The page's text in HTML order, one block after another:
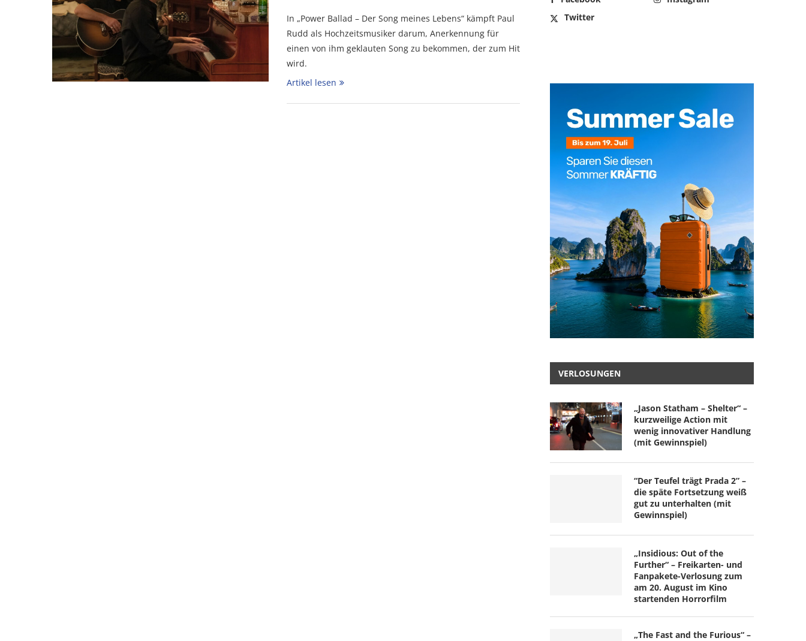
In „Power Ballad – Der Song meines Lebens“ kämpft Paul
Rudd als Hochzeitsmusiker darum, Anerkennung für
einen von ihm geklauten Song zu bekommen, der zum Hit
wird.
Artikel lesen
Twitter
VERLOSUNGEN
„Jason Statham – Shelter“ –
kurzweilige Action mit
wenig innovativer Handlung
(mit Gewinnspiel)
“Der Teufel trägt Prada 2” –
die späte Fortsetzung weiß
gut zu unterhalten (mit
Gewinnspiel)
„Insidious: Out of the
Further“ – Freikarten- und
Fanpakete-Verlosung zum
am 20. August im Kino
startenden Horrorfilm
„The Fast and the Furious“ –